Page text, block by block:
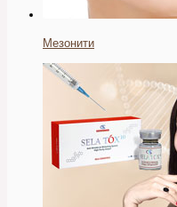
Мезонити